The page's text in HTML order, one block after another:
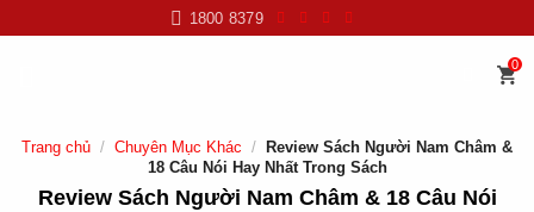
to
1800 8379
0
Trang chủ / Chuyên Mục Khác /
Review Sách Người Nam Châm &
18 Câu Nói Hay Nhất Trong Sách
Review Sách Người Nam Châm & 18 Câu Nói